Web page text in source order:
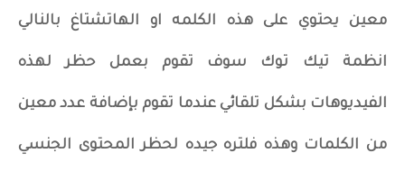
معين يحتوي على هذه الكلمه او الهاتشتاغ بالنالي
انظمة تيك توك سوف تقوم بعمل حظر لهذه
الفيديوهات بشكل تلقائي عندما تقوم بإضافة عدد معين
من الكلمات وهذه فلتره جيده لحظر المحتوى الجنسي